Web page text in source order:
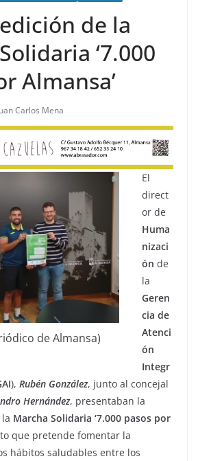
de la
‘7.000
Almansa’
Carlos Mena
de Almansa)
El
direct
or de
Huma
nizaci
ón de
la
Geren
cia de
Atenci
ón
Integr
), Rubén González, junto al concejal
Hernández, presentaban la
Marcha Solidaria ‘7.000 pasos por
que pretende fomentar la
hábitos saludables entre los